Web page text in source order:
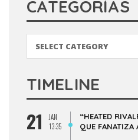
CATEGORÍAS
TIMELINE
21
JAN
13:35
“HEATED
QUE FANATIZA